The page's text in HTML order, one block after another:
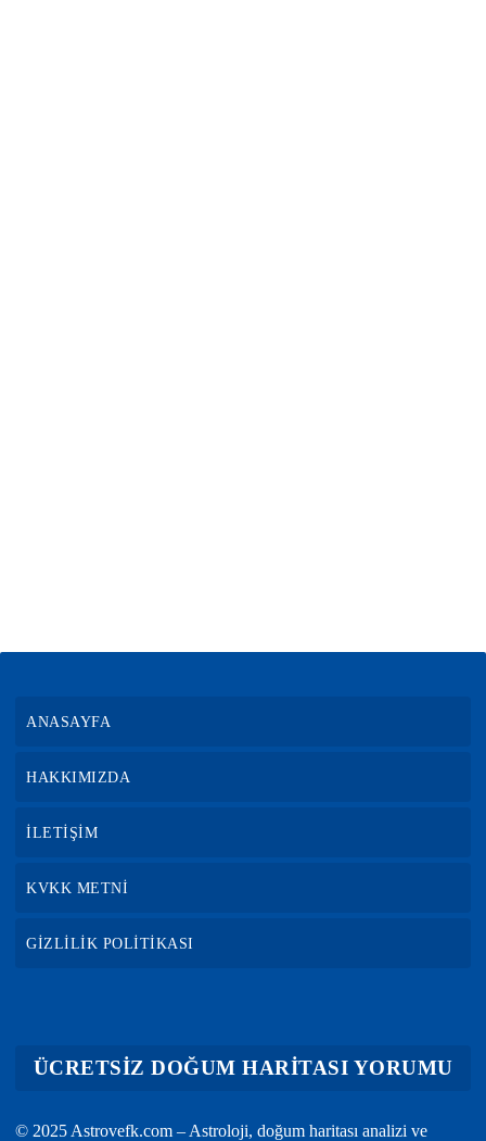
ANASAYFA
HAKKIMIZDA
İLETİŞİM
KVKK METNİ
GİZLİLİK POLİTİKASI
ÜCRETSİZ DOĞUM HARİTASI YORUMU
© 2025 Astrovefk.com – Astroloji, doğum haritası analizi ve